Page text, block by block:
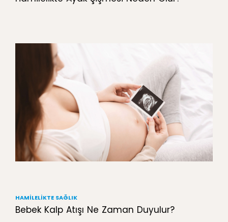
HAMILELIKTE SAĞLIK
Bebek Kalp Atışı Ne Zaman Duyulur?